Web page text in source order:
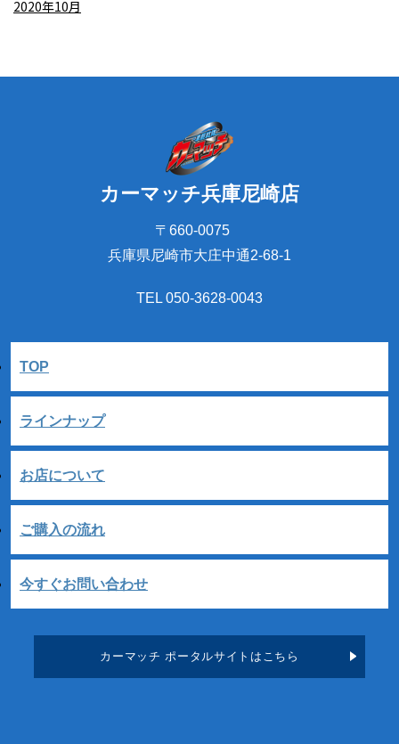
2020年10月
カーマッチ兵庫尼崎店
〒660-0075
兵庫県尼崎市大庄中通2-68-1
TEL 050-3628-0043
TOP
ラインナップ
お店について
ご購入の流れ
今すぐお問い合わせ
カーマッチ ポータルサイトはこちら